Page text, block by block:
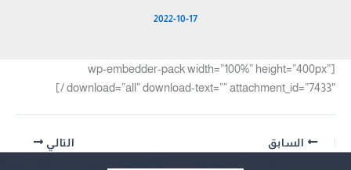
2022-10-17
[wp-embedder-pack width=”100%” height=”400px”
download=”all” download-text=”” attachment_id=”7433″ /]
السابق التالي